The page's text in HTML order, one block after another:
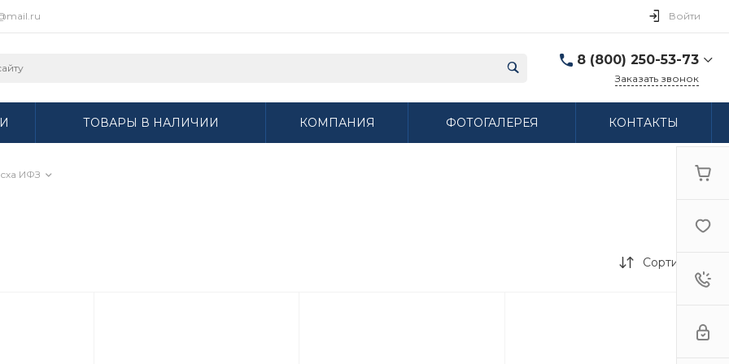
Войти
8 (800) 250-53-73
г. Нижний Новгород,
Заказать звонок
ТОВАРЫ В НАЛИЧИИ КОМПАНИЯ ФОТОГАЛЕРЕЯ КОНТАКТЫ
ИФЗ
Сортировка